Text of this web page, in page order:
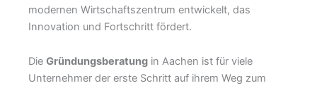
modernen Wirtschaftszentrum entwickelt, das
Innovation und Fortschritt fördert.
Die Gründungsberatung in Aachen ist für viele
Unternehmer der erste Schritt auf ihrem Weg zum